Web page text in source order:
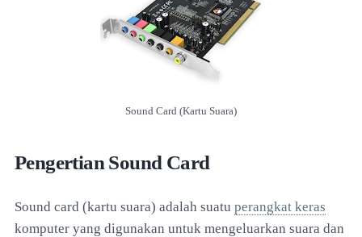
Sound Card (Kartu Suara)
Pengertian Sound Card
Sound card (kartu suara) adalah suatu perangkat keras
komputer yang digunakan untuk mengeluarkan suara dan